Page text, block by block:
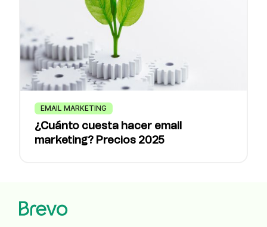
EMAIL MARKETING
¿Cuánto cuesta hacer email
marketing? Precios 2025